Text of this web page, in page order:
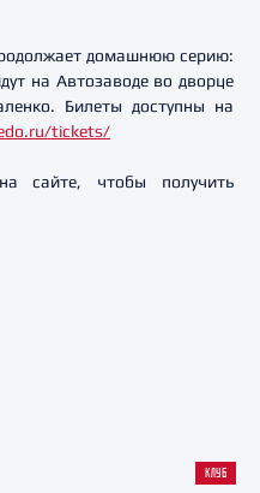
домашнюю серию:
на Автозаводе во дворце
Билеты доступны на
tickets/
сайте, чтобы получить
КЛУБ